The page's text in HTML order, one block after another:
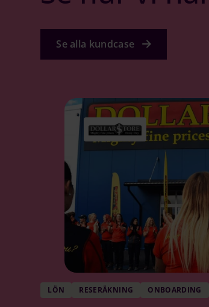
Se alla kundcase
LÖN RESERÄKNING ONBOARDING